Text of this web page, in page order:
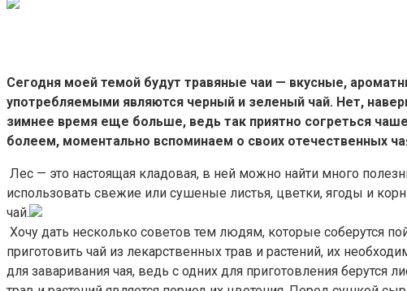
Сегодня моей темой будут травяные чаи — вкусные,
употребляемыми являются черный и зеленый чай. Нет,
зимнее время еще больше, ведь так приятно согреться
болеем, моментально вспоминаем о своих отечественных
Лес — это настоящая кладовая, в ней можно найти много
использовать свежие или сушеные листья, цветки, ягоды и
чай.
Хочу дать несколько советов тем людям, которые соберутся
приготовить чай из лекарственных трав и растений, их
для заваривания чая, ведь с одних для приготовления